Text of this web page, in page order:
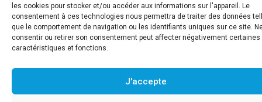
les cookies pour stocker et/ou accéder aux informations sur l'appareil. Le
consentement à ces technologies nous permettra de traiter des données
que le comportement de navigation ou les identifiants uniques sur ce site.
consentir ou retirer son consentement peut affecter négativement certaines
caractéristiques et fonctions.
J'accepte